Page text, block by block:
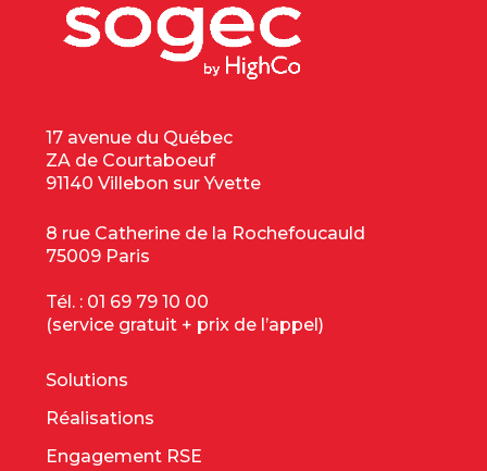
17 avenue du Québec
ZA de Courtaboeuf
91140 Villebon sur Yvette
8 rue Catherine de la Rochefoucauld
75009 Paris
Tél. : 01 69 79 10 00
(service gratuit + prix de l’appel)
Solutions
Réalisations
Engagement RSE